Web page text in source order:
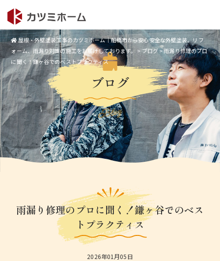
屋根・外壁塗装工事のカツミホーム｜船橋市から安心安全な外壁塗装、リフ
ォーム、雨漏り対策の施工をお届けしております。>ブログ>雨漏り修理のプロ
に聞く！鎌ヶ谷でのベストプラクティス
ブログ
Blog
雨漏り修理のプロに聞く！鎌ヶ谷でのベス
トプラクティス
2026年01月05日